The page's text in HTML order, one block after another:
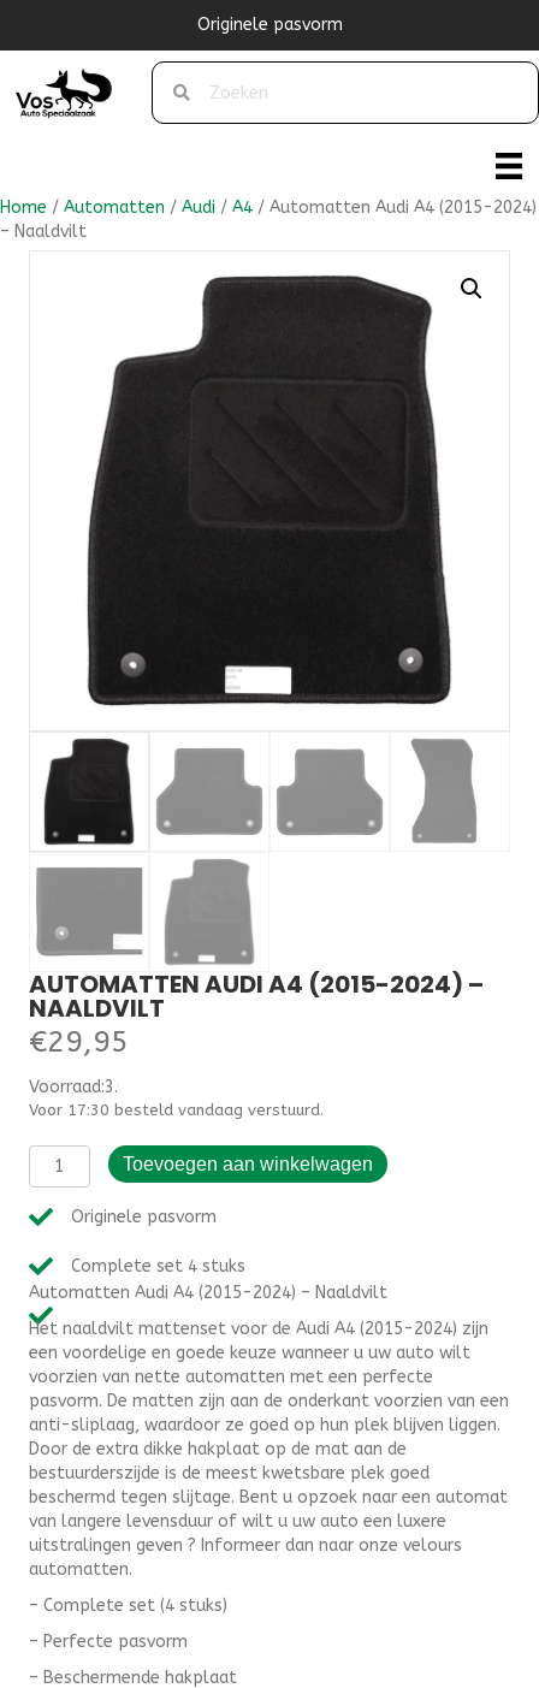
Originele pasvorm
Home / Automatten / Audi / A4 / Automatten Audi A4 (2015-2024)
– Naaldvilt
AUTOMATTEN AUDI A4 (2015-2024) –
NAALDVILT
€29,95
Voorraad:3.000000
Voor 17:30 besteld vandaag verstuurd.
Automatten
Audi
(2015-
-
Naaldvilt
aantal
Toevoegen aan winkelwagen
Originele pasvorm
Complete set 4 stuks
Automatten Audi A4 (2015-2024) – Naaldvilt
Het naaldvilt mattenset voor de Audi A4 (2015-2024) zijn
een voordelige en goede keuze wanneer u uw auto wilt
voorzien van nette automatten met een perfecte
pasvorm. De matten zijn aan de onderkant voorzien van een
anti-sliplaag, waardoor ze goed op hun plek blijven liggen.
Door de extra dikke hakplaat op de mat aan de
bestuurderszijde is de meest kwetsbare plek goed
beschermd tegen slijtage. Bent u opzoek naar een automat
van langere levensduur of wilt u uw auto een luxere
uitstralingen geven ? Informeer dan naar onze velours
automatten.
– Complete set (4 stuks)
– Perfecte pasvorm
– Beschermende hakplaat